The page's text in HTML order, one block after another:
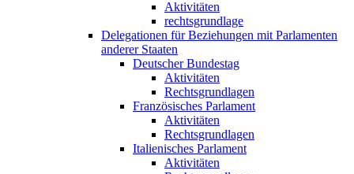
Aktivitäten
rechtsgrundlage
Delegationen für Beziehungen mit Parlamenten
anderer Staaten
Deutscher Bundestag
Aktivitäten
Rechtsgrundlagen
Französisches Parlament
Aktivitäten
Rechtsgrundlagen
Italienisches Parlament
Aktivitäten